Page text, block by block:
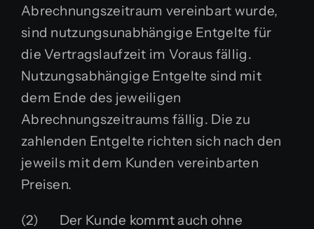
Abrechnungszeitraum vereinbart wurde,
sind nutzungsunabhängige Entgelte für
die Vertragslaufzeit im Voraus fällig.
Nutzungsabhängige Entgelte sind mit
dem Ende des jeweiligen
Abrechnungszeitraums fällig. Die zu
zahlenden Entgelte richten sich nach den
jeweils mit dem Kunden vereinbarten
Preisen.
(2) Der Kunde kommt auch ohne